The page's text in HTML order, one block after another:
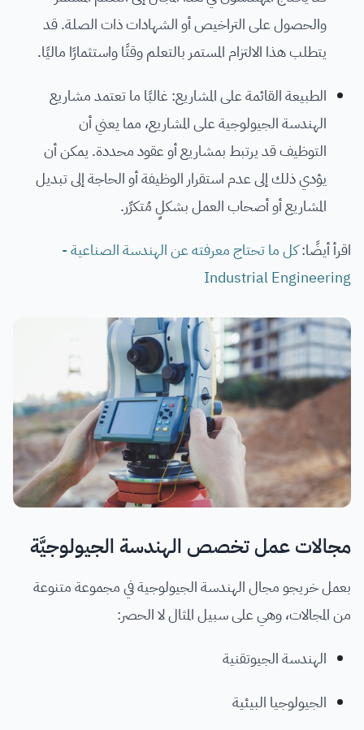
والحصول على التراخيص أو الشهادات ذات الصلة. قد
يتطلب هذا الالتزام المستمر بالتعلم وقتًا واستثمارًا ماليًا.
الطبيعة القائمة على المشاريع: غالبًا ما تعتمد مشاريع
الهندسة الجيولوجية على المشاريع، مما يعني أن
التوظيف قد يرتبط بمشاريع أو عقود محددة. يمكن أن
يؤدي ذلك إلى عدم استقرار الوظيفة أو الحاجة إلى تبديل
المشاريع أو أصحاب العمل بشكلٍ مُتكرِّر.
اقرأ أيضًا:كل ما تحتاج معرفته عن الهندسة الصناعية -
Industrial Engineering
مجالات عمل تخصص الهندسة الجيولوجيَّة
بعمل خريجو مجال الهندسة الجيولوجية في مجموعة متنوعة
من المجالات، وهي على سبيل المثال لا الحصر:
الهندسة الجيوتقنية
الجيولوجيا البيئية